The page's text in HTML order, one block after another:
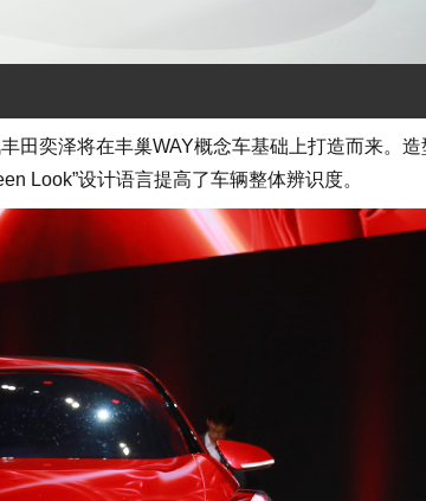
奕泽将在丰巢WAY概念车基础上打造而来。造
Look”设计语言提高了车辆整体辨识度。